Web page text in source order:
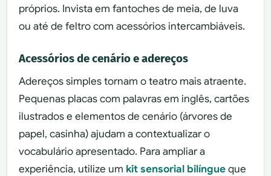
próprios. Invista em fantoches de meia, de luva
ou até de feltro com acessórios intercambiáveis.
Acessórios de cenário e adereços
Adereços simples tornam o teatro mais atraente.
Pequenas placas com palavras em inglês, cartões
ilustrados e elementos de cenário (árvores de
papel, casinha) ajudam a contextualizar o
vocabulário apresentado. Para ampliar a
experiência, utilize um kit sensorial bilíngueque